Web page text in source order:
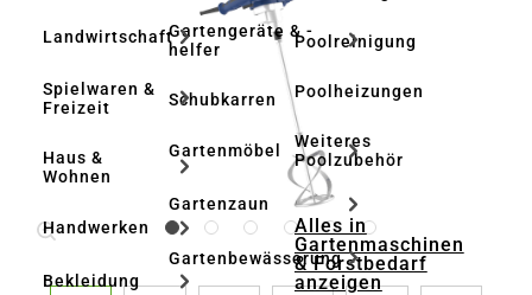
Landwirtschaft
Spielwaren &
Freizeit
Haus &
Wohnen
Handwerken
Bekleidung
Gartengeräte & -
helfer
Schubkarren
Gartenmöbel
Gartenzaun
Gartenbewässerung
Poolreinigung
Poolheizungen
Weiteres
Poolzubehör
Alles in
Gartenmaschinen
& Forstbedarf
anzeigen